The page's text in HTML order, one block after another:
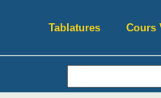
Tablatures Cours